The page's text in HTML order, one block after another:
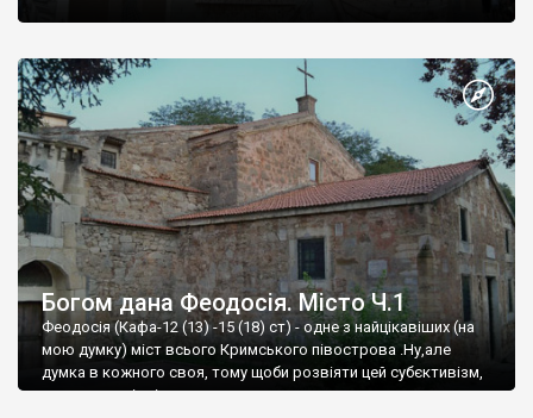
Богом дана Феодосія. Місто Ч.1
Феодосія (Кафа-12 (13) -15 (18) ст) - одне з найцікавіших (на
мою думку) міст всього Кримського півострова .Ну,але
думка в кожного своя, тому щоби розвіяти цей субєктивізм,
запрошую відвідати це